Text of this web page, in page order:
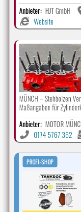
Anbieter: HJT GmbH
Website
MÜNCH – Stehbolzen
Maßangaben für
Anbieter: MOTOR
0174 5767 362
PROFI-SHOP